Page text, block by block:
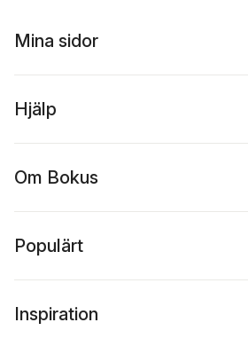
Mina sidor
Hjälp
Om Bokus
Populärt
Inspiration